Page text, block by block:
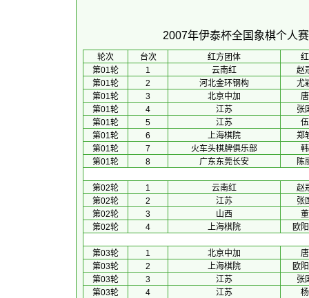
2007年伊泰杯全国象棋个人
轮次 台次 红方团体
第01轮
1 云南红
赵
第01轮
2 河北金环钢构
尤
第01轮
3 北京中加
第01轮
4 江苏
张
第01轮
5 江苏
第01轮
6 上海棋院
郑
第01轮
7 火车头棋牌俱乐部
第01轮
8 广东东莞长安 陈
第02轮 1 云南红
赵
第02轮
2 江苏
张
第02轮
3 山西
第02轮
4 上海棋院 欧
第03轮 1 北京中加
第03轮
2 上海棋院
欧
第03轮
3 江苏
张
第03轮
4 江苏